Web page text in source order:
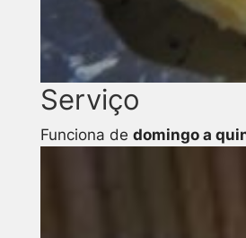
Serviço
Funciona de domingo a